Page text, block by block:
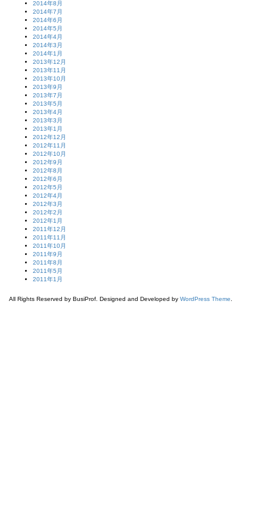
2014年8月
2014年7月
2014年6月
2014年5月
2014年4月
2014年3月
2014年1月
2013年12月
2013年11月
2013年10月
2013年9月
2013年7月
2013年5月
2013年4月
2013年3月
2013年1月
2012年12月
2012年11月
2012年10月
2012年9月
2012年8月
2012年6月
2012年5月
2012年4月
2012年3月
2012年2月
2012年1月
2011年12月
2011年11月
2011年10月
2011年9月
2011年8月
2011年5月
2011年1月
All Rights Reserved by BusiProf. Designed and Developed by WordPress Theme